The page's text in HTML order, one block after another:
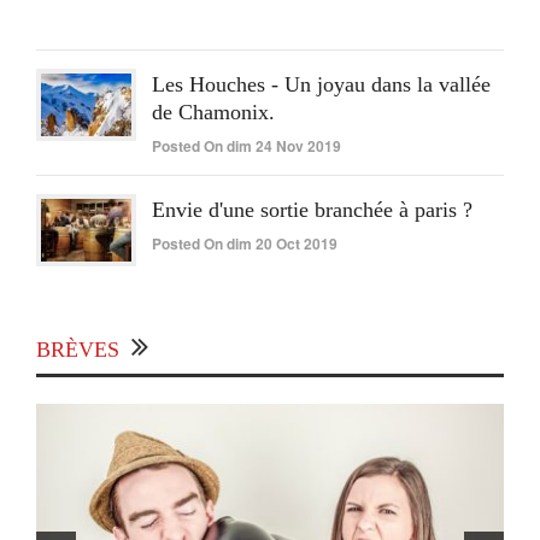
Les Houches - Un joyau dans la vallée
de Chamonix.
Posted On dim 24 Nov 2019
Envie d'une sortie branchée à paris ?
Posted On dim 20 Oct 2019
BRÈVES